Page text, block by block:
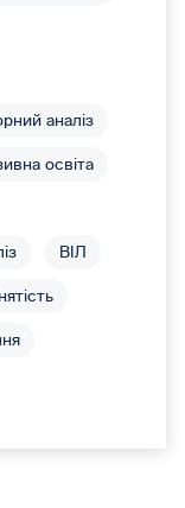
аналіз
освіта
ВІЛ